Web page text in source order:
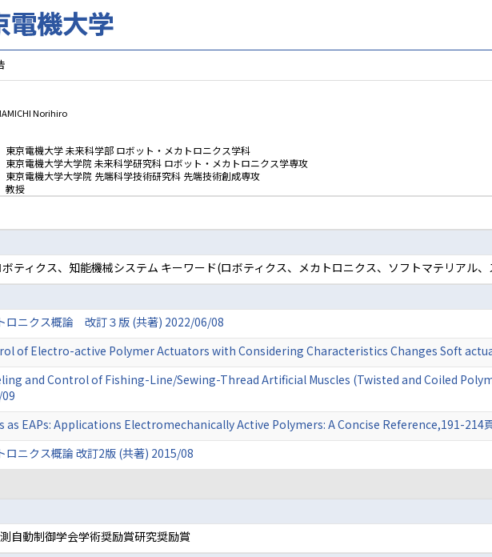
Norihiro
東京電機大学 未来科学部 ロボット・メカトロニクス学科
東京電機大学大学院 未来科学研究科 ロボット・メカトロニクス学専攻
東京電機大学大学院 先端科学技術研究科 先端技術創成専攻
教授
ティクス、知能機械システム キーワード(ロボティクス、メカトロニクス、ソフトマテリアル
ロニクス概論 改訂３版 (共著) 2022/06/08
of Electro-active Polymer Actuators with Considering Characteristics Changes Soft
and Control of Fishing-Line/Sewing-Thread Artificial Muscles (Twisted and Coiled
as EAPs: Applications Electromechanically Active Polymers: A Concise Reference,191-214
ロニクス概論 改訂2版 (共著) 2015/08
自動制御学会学術奨励賞研究奨励賞